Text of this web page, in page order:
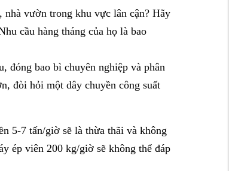
nhà vườn trong khu vực lân cận? Hãy
cầu hàng tháng của họ là bao
đóng bao bì chuyên nghiệp và phân
đòi hỏi một dây chuyền công suất
5-7 tấn/giờ sẽ là thừa thãi và không
ép viên 200 kg/giờ sẽ không thể đáp